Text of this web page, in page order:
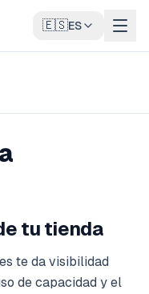
🇪🇸ES
tu tienda
te da visibilidad
de capacidad y el